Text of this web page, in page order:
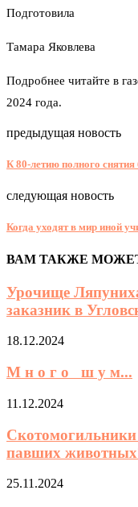
Подготовила
Тамара Яковлева
Подробнее читайте в
2024 года.
предыдущая новость
К 80-летию полного
следующая новость
Когда уходят в мир иной
ВАМ ТАКЖЕ
Урочище
заказник в
18.12.2024
М н о г о ш у м...
11.12.2024
павших
25.11.2024